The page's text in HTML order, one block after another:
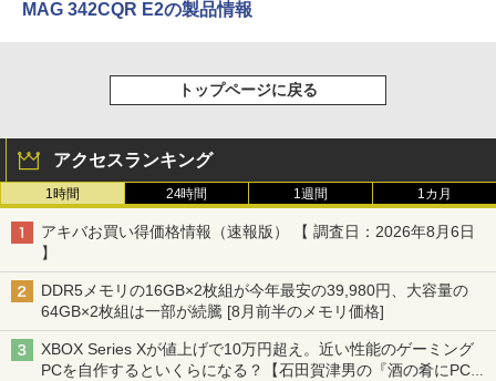
MAG 342CQR E2の製品情報
トップページに戻る
アクセスランキング
1時間 24時間 1週間 1カ月
アキバお買い得価格情報（速報版） 【 調査日：2026年8月6日
】
DDR5メモリの16GB×2枚組が今年最安の39,980円、大容量の
64GB×2枚組は一部が続騰 [8月前半のメモリ価格]
XBOX Series Xが値上げで10万円超え。近い性能のゲーミング
PCを自作するといくらになる？【石田賀津男の『酒の肴にPCゲ